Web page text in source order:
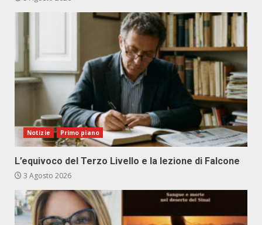
Notizie Primo piano
L’equivoco del Terzo Livello e la lezione di Falcone
3 Agosto 2026